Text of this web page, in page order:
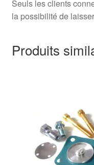
Seuls les clients
la possibilité de
Produits